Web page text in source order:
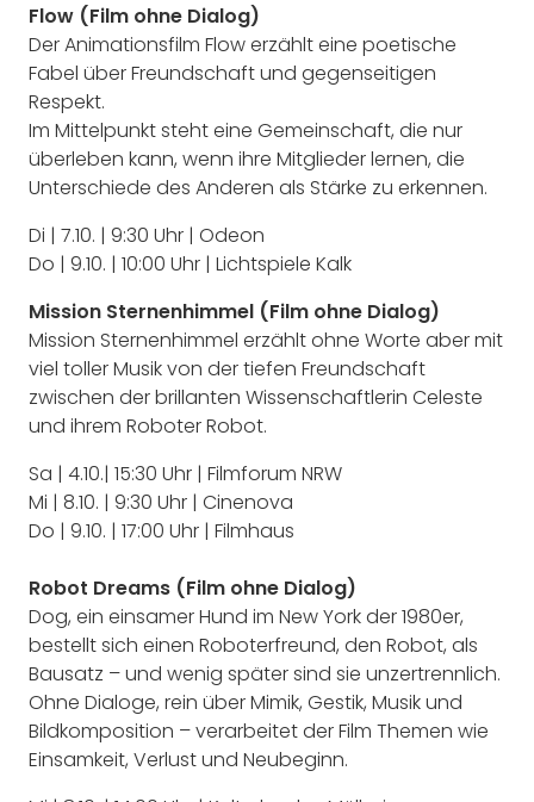
Flow (Film ohne Dialog)
Der Animationsfilm Flow erzählt eine poetische
Fabel über Freundschaft und gegenseitigen
Respekt.
Im Mittelpunkt steht eine Gemeinschaft, die nur
überleben kann, wenn ihre Mitglieder lernen, die
Unterschiede des Anderen als Stärke zu erkennen.
Di | 7.10. | 9:30 Uhr | Odeon
Do | 9.10. | 10:00 Uhr | Lichtspiele Kalk
Mission Sternenhimmel (Film ohne Dialog)
Mission Sternenhimmel erzählt ohne Worte aber mit
viel toller Musik von der tiefen Freundschaft
zwischen der brillanten Wissenschaftlerin Celeste
und ihrem Roboter Robot.
Sa | 4.10.| 15:30 Uhr | Filmforum NRW
Mi | 8.10. | 9:30 Uhr | Cinenova
Do | 9.10. | 17:00 Uhr | Filmhaus
Robot Dreams (Film ohne Dialog)
Dog, ein einsamer Hund im New York der 1980er,
bestellt sich einen Roboterfreund, den Robot, als
Bausatz – und wenig später sind sie unzertrennlich.
Ohne Dialoge, rein über Mimik, Gestik, Musik und
Bildkomposition – verarbeitet der Film Themen wie
Einsamkeit, Verlust und Neubeginn.